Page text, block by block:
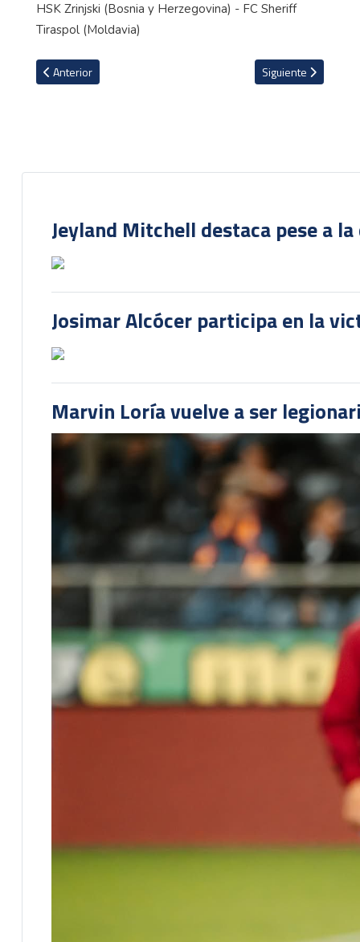
HSK Zrinjski (Bosnia y Herzegovina) - FC Sheriff
Tiraspol (Moldavia)
Artículo anterior: El PSG envía mensaje de apoyo a Keylor Navas
Anterior Artículo siguiente:
Siguiente
Jeyland Mitchell destaca pese a
Josimar Alcócer participa en la
Marvin Loría vuelve a ser